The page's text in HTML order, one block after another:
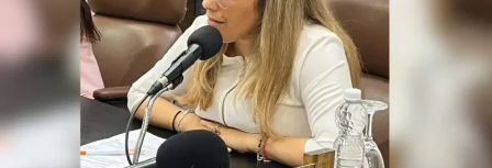
Catamarca, cuyo gobernador, Raúl Jalil, optó por
mantener unificadas las elecciones provinciales con las
presidenciales, previstas para el 24 de octubre de 2027,
replicando el esquema utilizado en 2023.
Una estrategia que se repite